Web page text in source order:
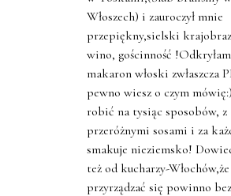
Włoszech) i zauroczył mnie
przepiękny,sielski
wino, gościnność
makaron włoski zwłaszcza
pewno wiesz o czym
robić na tysiąc sposobów, z
przeróżnymi sosami i za
smakuje nieziemsko!
też od kucharzy-
przyrządzać się powinno